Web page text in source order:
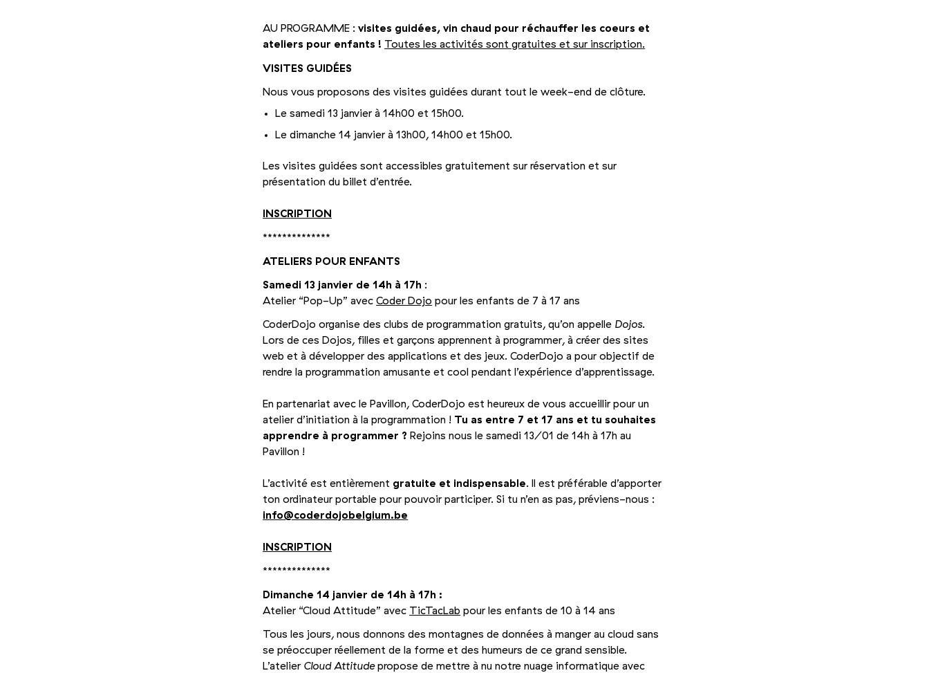
AU PROGRAMME :visites guidées, vin chaud pour réchauffer les coeurs et
ateliers pour enfants ! Toutes les activités sont gratuites et sur inscription.
VISITES GUIDÉES
Nous vous proposons des visites guidées durant tout le week-end de clôture.
Le samedi 13 janvier à 14h00 et 15h00.
Le dimanche 14 janvier à 13h00, 14h00 et 15h00.
Les visites guidées sont accessibles gratuitement sur réservation et sur
présentation du billet d’entrée.
INSCRIPTION
**************
ATELIERS POUR ENFANTS
Samedi 13 janvier de 14h à 17h :
Atelier “ Pop-Up” avecCoder Dojo pour les enfants de 7 à 17 ans
CoderDojo organise des clubs de programmation gratuits, qu’on appelle Dojos.
Lors de ces Dojos, filles et garçons apprennent à programmer, à créer des sites
web et à développer des applications et des jeux. CoderDojo a pour objectif de
rendre la programmation amusante et cool pendant l’expérience d’apprentissage.
En partenariat avec le Pavillon, CoderDojo est heureux de vous accueillir pour un
atelier d’initiation à la programmation ! Tu as entre 7 et 17 ans et tu souhaites
apprendre à programmer ? Rejoins nous le samedi 13/01 de 14h à 17h au
Pavillon !
L’activité est entièrement gratuite et indispensable. Il est préférable d’apporter
ton ordinateur portable pour pouvoir participer. Si tu n’en as pas, préviens-nous :
info@​coderdojobelgium.​be
INSCRIPTION
**************
Dimanche 14 janvier de 14h à 17h :
Atelier “Cloud Attitude” avec TicTacLab pour les enfants de 10 à 14 ans
Tous les jours, nous donnons des montagnes de données à manger au cloud sans
se préoccuper réellement de la forme et des humeurs de ce grand sensible.
L’atelier Cloud Attitudepropose de mettre à nu notre nuage informatique avec